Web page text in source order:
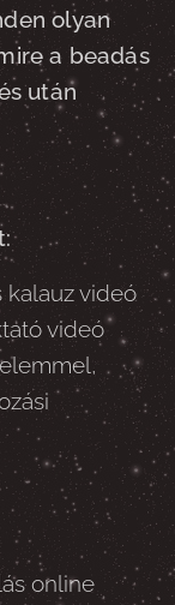
olyan
a beadás
után
kalauz videó
videó
online